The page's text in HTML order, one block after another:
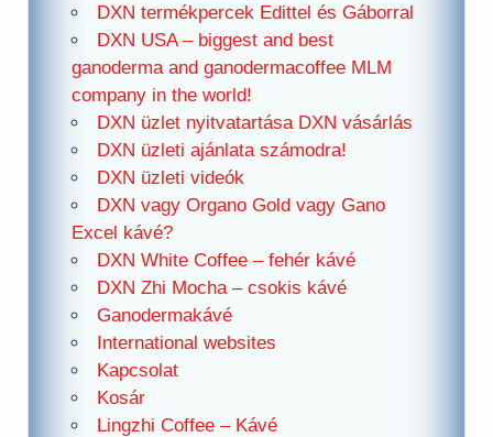
DXN termékpercek Edittel és Gáborral
DXN USA – biggest and best
ganoderma and ganodermacoffee MLM
company in the world!
DXN üzlet nyitvatartása DXN vásárlás
DXN üzleti ajánlata számodra!
DXN üzleti videók
DXN vagy Organo Gold vagy Gano
Excel kávé?
DXN White Coffee – fehér kávé
DXN Zhi Mocha – csokis kávé
Ganodermakávé
International websites
Kapcsolat
Kosár
Lingzhi Coffee – Kávé